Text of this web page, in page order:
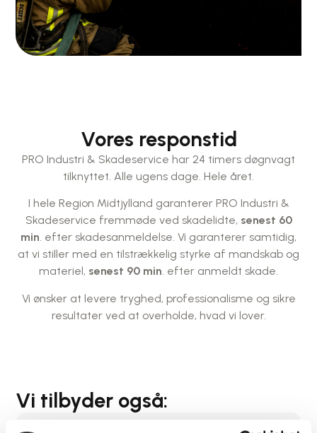
Vores responstid
PRO Industri & Skadeservice har 24 timers døgnvagt
tilknyttet. Alle ugens dage. Hele året.
I hele Region Midtjylland garanterer PRO Industri &
Skadeservice fremmøde ved skadelidte, senest 60
min. efter skadesanmeldelse. Vi garanterer samtidig,
at vi stiller med en tilstrækkelig styrke af mandskab og
materiel, senest 90 min. efter anmeldt skade.
Vi ønsker at levere tryghed, professionalisme og sikre
resultater ved at overholde, hvad vi lover.
Vi tilbyder også: